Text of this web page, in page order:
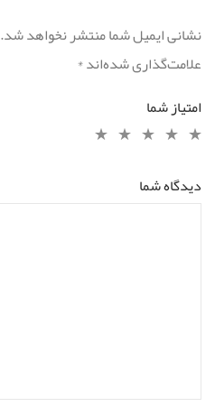
نشانی ایمیل شما منتشر نخواهد شد.
علامت‌گذاری شده‌اند*
امتیاز شما
دیدگاه شما